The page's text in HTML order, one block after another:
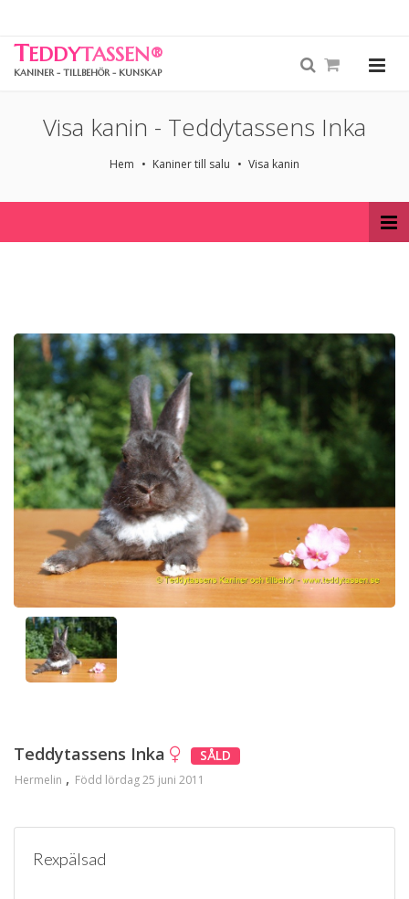
TEDDYTASSEN®
KANINER - TILLBEHÖR - KUNSKAP
Visa kanin - Teddytassens Inka
Hem Kaniner till salu Visa kanin
Teddytassens Inka SÅLD
Hermelin Född lördag 25 juni 2011
Rexpälsad